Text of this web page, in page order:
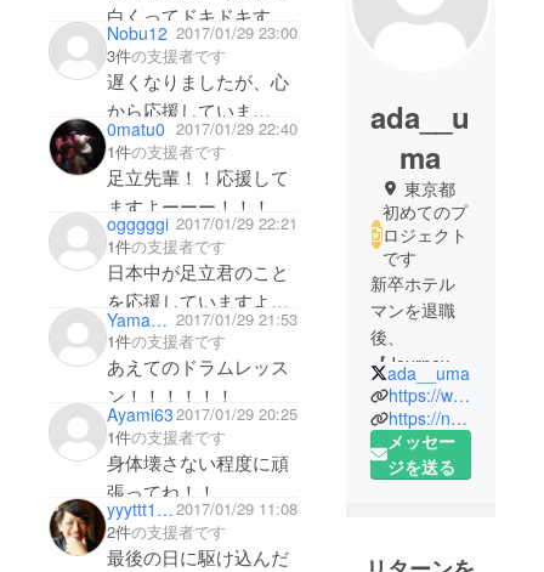
白くってドキドキする(
´ ▽ ` )
いつか上映観れるの楽
しみにしてるね
Nobu12 2017/01/29 23:00
3件の支援者です
遅くなりましたが、心
から応援していま
す！！また会おうね。
いつか、昭和の映画の
上映会をやりたい
な！！！ドラム持って
ないけど、一度やって
みたいです。楽しみに
0matu0 2017/01/29 22:40
1件の支援者です
足立先輩！！応援して
ますよーーー！！！
ogggggi 2017/01/29 22:21
1件の支援者です
日本中が足立君のこと
を応援していますよ。
今までのように、どん
な出会いも大切に。私
の子供たちがわくわく
するような世界を作っ
てくださいね。
Yamamoto Sota 2017/01/29 21:53
1件の支援者です
あえてのドラムレッス
Ayami632017/01/29 20:25
1件の支援者です
身体壊さない程度に頑
張ってね！！
yyyttt12212017/01/29 11:08
2件の支援者です
最後の日に駆け込んだ
ada__u
ma
東京都
初めてのプ
ロジェクト
です
新卒ホテル
マンを退職
後、
【Journey
Screen】と
いう名で移
動シアター
を始めまし
ada__uma
https://www.instagram.com/ada__uma/
https://note.mu/adauma
メッセー
ジを送る